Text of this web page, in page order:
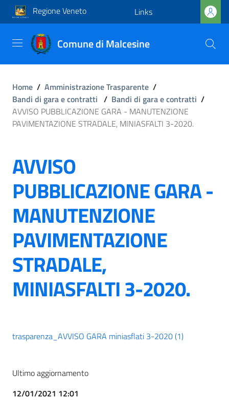
Regione Veneto Links
Comune di Malcesine
Home / Amministrazione Trasparente /
Bandi di gara e contratti / Bandi di gara e contratti /
AVVISO PUBBLICAZIONE GARA - MANUTENZIONE
PAVIMENTAZIONE STRADALE, MINIASFALTI 3-2020.
AVVISO
PUBBLICAZIONE GARA -
MANUTENZIONE
PAVIMENTAZIONE
STRADALE,
MINIASFALTI 3-2020.
trasparenza_AVVISO GARA miniasflati 3-2020 (1)
Ultimo aggiornamento
12/01/2021 12:01